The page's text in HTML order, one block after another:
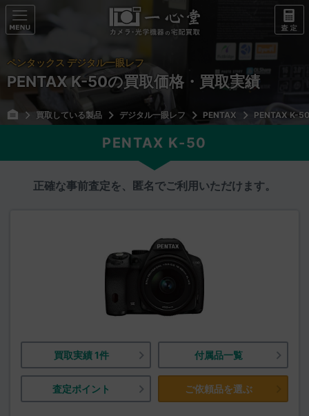
ペンタックス デジタル一眼レフ
PENTAX K-50の買取価格・買取実績
買取している製品 デジタル一眼レフ PENTAX PENTAX K-50
PENTAX K-50
正確な事前査定を、匿名でご利用いただけます。
買取実績 1件 付属品一覧
査定ポイント ご依頼品を選ぶ